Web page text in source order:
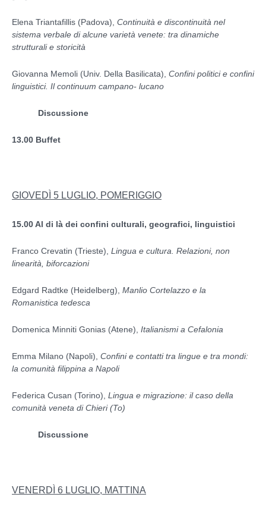
Elena Triantafillis (Padova), Continuità e discontinuità nel
sistema verbale di alcune varietà venete: tra dinamiche
strutturali e storicità
Giovanna Memoli (Univ. Della Basilicata), Confini politici e confini
linguistici. Il continuum campano- lucano
Discussione
13.00 Buffet
GIOVEDÌ 5 LUGLIO, POMERIGGIO
15.00Al di là dei confini culturali, geografici, linguistici
Franco Crevatin (Trieste), Lingua e cultura. Relazioni, non
linearità, biforcazioni
Edgard Radtke (Heidelberg), Manlio Cortelazzo e la
Romanistica tedesca
Domenica Minniti Gonias (Atene), Italianismi a Cefalonia
Emma Milano (Napoli), Confini e contatti tra lingue e tra mondi:
la comunità filippina a Napoli
Federica Cusan (Torino), Lingua e migrazione: il caso della
comunità veneta di Chieri (To)
Discussione
VENERDÌ 6 LUGLIO, MATTINA